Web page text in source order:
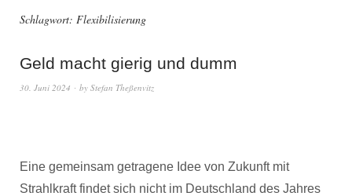
Schlagwort: Flexibilisierung
Geld macht gierig und dumm
30. Juni 2024 by Stefan Theßenvitz
Eine gemeinsam getragene Idee von Zukunft mit
Strahlkraft findet sich nicht im Deutschland des Jahres